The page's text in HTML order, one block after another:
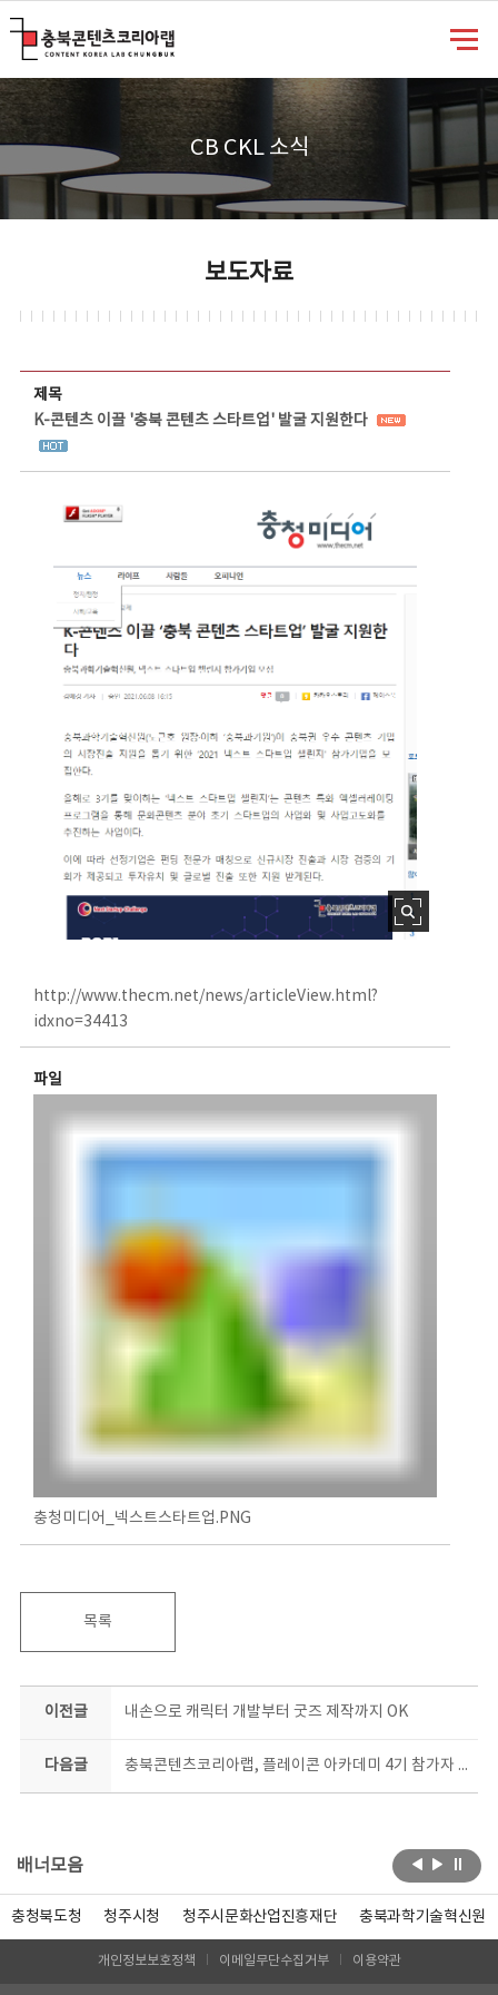
CB CKL 소식
보도자료
제목
K-콘텐츠 이끌 '충북 콘텐츠 스타트업' 발굴 지원한다
http://www.thecm.net/news/articleView.html?
idxno=34413
파일
충청미디어_넥스트스타트업.PNG
목록
이전글 내손으로 캐릭터 개발부터 굿즈 제작까지 OK
다음글 충북콘텐츠코리아랩, 플레이콘 아카데미 4기 참가자 모집
배너모음
충청북도청 청주시청 청주시문화산업진흥재단 충북과학기술혁신원
개인정보보호정책 이메일무단수집거부 이용약관